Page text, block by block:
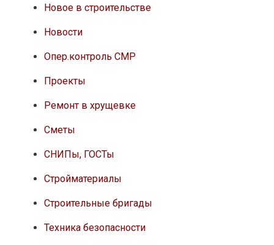
Новое в строительстве
Новости
Опер.контроль СМР
Проекты
Ремонт в хрущевке
Сметы
СНИПы, ГОСТы
Стройматериалы
Строительные бригады
Техника безопасности